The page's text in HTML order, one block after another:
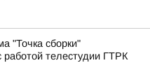
"Точка сборки"
работой телестудии ГТРК